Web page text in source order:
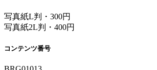
写真紙L判・300円
写真紙2L判・400円
コンテンツ番号